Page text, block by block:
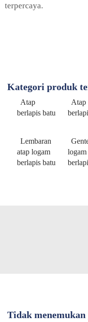
terpercaya.
Kategori produk
Atap
berlapis batu
Atap
Lembaran
atap logam
berlapis batu
logam
Tidak menemukan